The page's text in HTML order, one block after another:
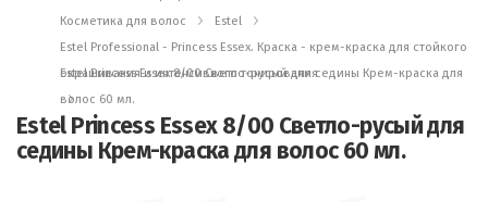
Косметика для волос
Estel
Estel Professional - Princess Essex. Краска - крем-краска для стойкого
окрашивания и интенсивного тонирования
Estel Princess Essex 8/00 Светло-русый для седины Крем-краска для
волос 60 мл.
Estel Princess Essex 8/00 Светло-русый для
седины Крем-краска для волос 60 мл.